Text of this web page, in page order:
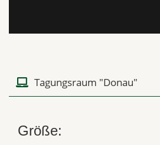
Tagungsraum "Donau"
Größe: